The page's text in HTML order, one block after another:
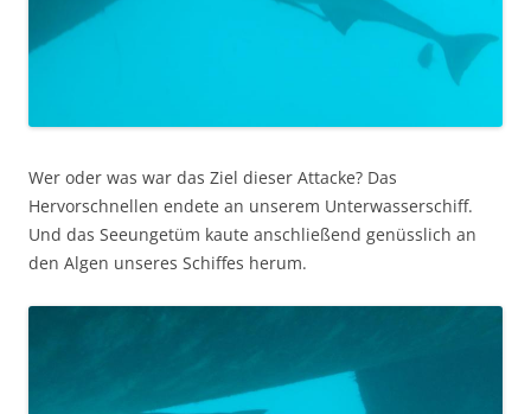
Wer oder was war das Ziel dieser Attacke? Das
Hervorschnellen endete an unserem Unterwasserschiff.
Und das Seeungetüm kaute anschließend genüsslich an
den Algen unseres Schiffes herum.